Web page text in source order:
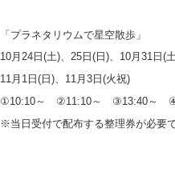
「プラネタリウムで星空散歩」
10月24日(土)、25日(日)、10月31日(
11月1日(日)、11月3日(火祝)
①10:10～ ②11:10～ ③13:40～
※当日受付で配布する整理券が必要